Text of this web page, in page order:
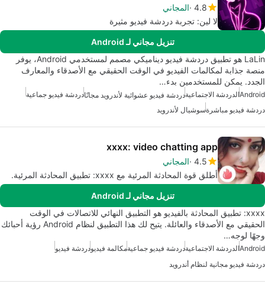
4.8 المجاني
لا لين: تجربة دردشة فيديو مثيرة
تنزيل مجاني لـ Android
LaLin هو تطبيق دردشة فيديو ديناميكي مصمم لمستخدمي Android، يوفر
منصة جذابة لمكالمات الفيديو في الوقت الحقيقي مع الأصدقاء والمعارف
الجدد. يمكن للمستخدمين بدء…
Androidالدردشة الاجتماعيةدردشة فيديو عشوائية لأندرويد مجانًادردشة فيديو جماعية
دردشة فيديو مباشرةسوشيال لأندرويد
xxxx: video chatting app
4.5 المجاني
أطلق قوة المحادثة المرئية مع xxxx: تطبيق المحادثة المرئية.
تنزيل مجاني لـ Android
xxxx: تطبيق المحادثة بالفيديو هو التطبيق النهائي للاتصالات في الوقت
الحقيقي مع الأصدقاء والعائلة. يتيح لك هذا التطبيق لنظام Android رؤية أحبائك
وجهًا لوجه…
Androidالدردشة الاجتماعيةدردشة فيديو جماعيةمكالمة فيديودردشة فيديو
دردشة فيديو مجانية لنظام أندرويد